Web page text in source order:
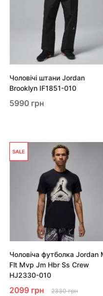
Чоловічі штани Jordan
Brooklyn IF1851-010
5990 грн
Чоловіча футболка Jordan
Flt Mvp Jm Hbr Ss Crew
HJ2330-010
2099 грн 2330 грн